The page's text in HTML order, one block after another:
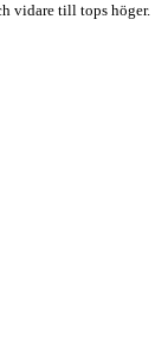
vidare till tops höger.